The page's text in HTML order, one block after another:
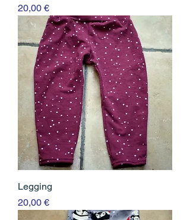
Prix
20,00 €
Legging
Prix
20,00 €